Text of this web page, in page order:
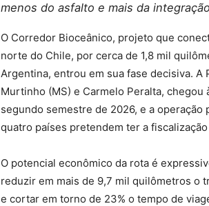
menos do asfalto e mais da
O Corredor Bioceânico, projeto que
norte do Chile, por cerca de 1,8 mil
Argentina, entrou em sua fase decisiva.
Murtinho (MS) e Carmelo Peralta,
segundo semestre de 2026, e a
quatro países pretendem ter a
O potencial econômico da rota é
reduzir em mais de 9,7 mil quilômetros o
e cortar em torno de 23% o tempo de